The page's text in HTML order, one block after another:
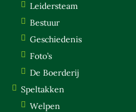
Leidersteam
Bestuur
Geschiedenis
Foto’s
De Boerderij
Speltakken
Welpen